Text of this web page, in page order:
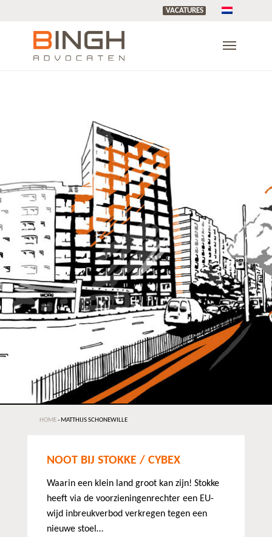
VACATURES
HOME- MATTHIJS SCHONEWILLE
NOOT BIJ STOKKE / CYBEX
Waarin een klein land groot kan zijn! Stokke
heeft via de voorzieningenrechter een EU-
wijd inbreukverbod verkregen tegen een
nieuwe stoel…